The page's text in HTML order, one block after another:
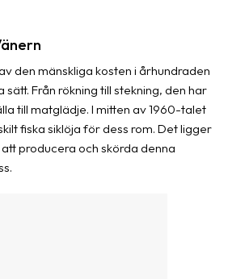
den mänskliga kosten i århundraden
Från rökning till stekning, den har
till matglädje. I mitten av 1960-talet
fiska siklöja för dess rom. Det ligger
producera och skörda denna